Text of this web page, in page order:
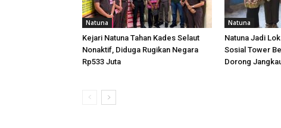
Natuna
Kejari Natuna Tahan Kades Selaut
Nonaktif, Diduga Rugikan Negara
Rp533 Juta
Natuna
Natuna Jadi
Sosial Tower
Dorong